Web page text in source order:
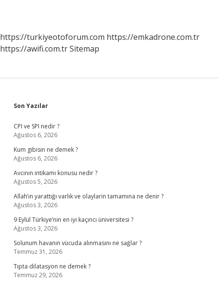
https://turkiyeotoforum.com https://emkadrone.com.tr
https://awifi.com.trSitemap
Sidebar
Son Yazılar
CPI ve SPI nedir ?
Ağustos 6, 2026
Kum gibisin ne demek ?
Ağustos 6, 2026
Avcının intikamı konusu nedir ?
Ağustos 5, 2026
Allah’ın yarattığı varlık ve olaylarin tamamına ne denir ?
Ağustos 3, 2026
9 Eylül Türkiye’nin en iyi kaçıncı üniversitesi ?
Ağustos 3, 2026
Solunum havanın vücuda alınmasını ne sağlar ?
Temmuz 31, 2026
Tıpta dilatasyon ne demek ?
Temmuz 29, 2026